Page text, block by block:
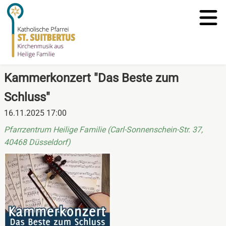
Kammerkonzert "Das Beste zum
Schluss"
16.11.2025 17:00
Pfarrzentrum Heilige Familie (Carl-Sonnenschein-Str. 37,
40468 Düsseldorf)